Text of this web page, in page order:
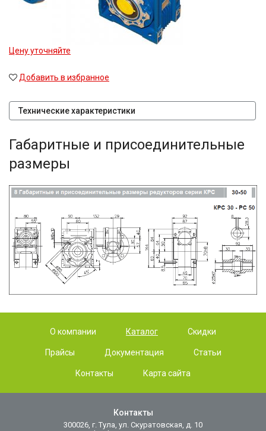
Цену уточняйте
Добавить в избранное
Технические характеристики
Габаритные и присоединительные
размеры
О компании Каталог Скидки
Прайсы Документация Статьи
Контакты Карта сайта
Контакты
300026, г. Тула, ул. Скуратовская, д. 10